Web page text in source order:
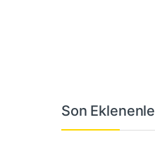
Son